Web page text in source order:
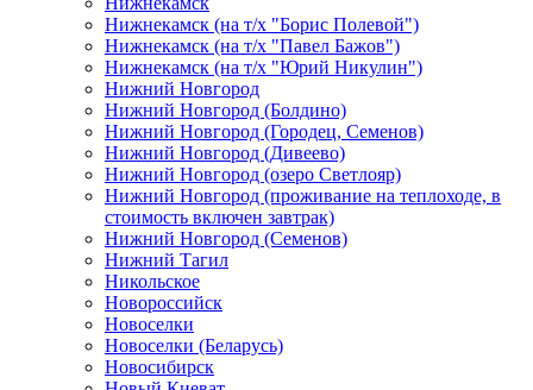
Нижнекамск (на т/х "Борис Полевой")
Нижнекамск (на т/х "Павел Бажов")
Нижнекамск (на т/х "Юрий Никулин")
Нижний Новгород
Нижний Новгород (Болдино)
Нижний Новгород (Городец, Семенов)
Нижний Новгород (Дивеево)
Нижний Новгород (озеро Светлояр)
Нижний Новгород (проживание на теплоходе, в
стоимость включен завтрак)
Нижний Новгород (Семенов)
Нижний Тагил
Никольское
Новороссийск
Новоселки
Новоселки (Беларусь)
Новосибирск